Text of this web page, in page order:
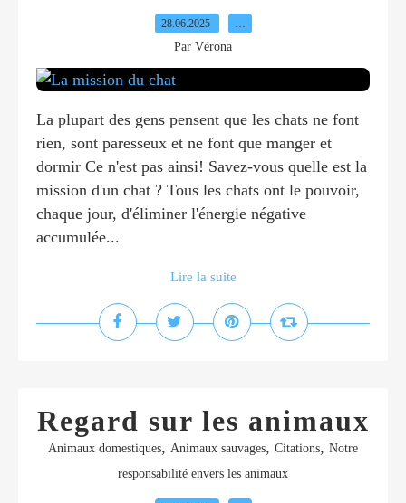
28.06.2025 …
Par Vérona
La plupart des gens pensent que les chats ne font
rien, sont paresseux et ne font que manger et
dormir Ce n'est pas ainsi! Savez-vous quelle est la
mission d'un chat ? Tous les chats ont le pouvoir,
chaque jour, d'éliminer l'énergie négative
accumulée...
Lire la suite
Regard sur les animaux
Animaux domestiques, Animaux sauvages, Citations, Notre
responsabilité envers les animaux